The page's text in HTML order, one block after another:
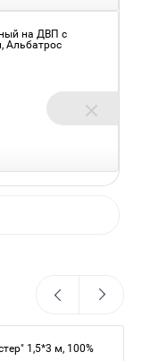
на ДВП с
Альбатрос
1,5*3 м, 100%